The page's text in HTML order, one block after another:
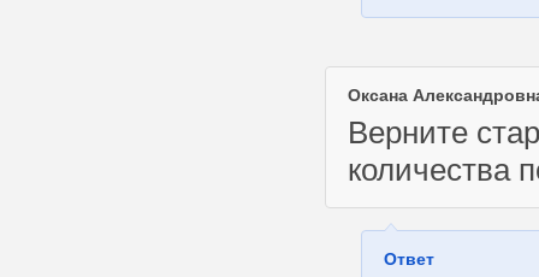
Оксана
Верните
количества
Ответ